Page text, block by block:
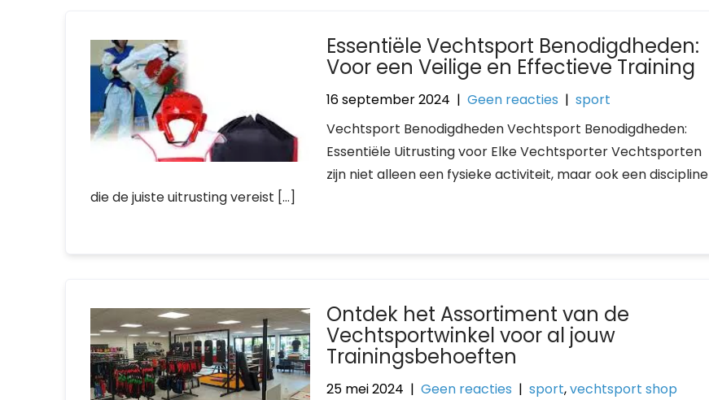
Essentiële Vechtsport Benodigdheden:
Voor een Veilige en Effectieve Training
16 september 2024 |Geen reacties |sport
Vechtsport Benodigdheden Vechtsport Benodigdheden:
Essentiële Uitrusting voor Elke Vechtsporter Vechtsporten
zijn niet alleen een fysieke activiteit, maar ook een discipline
die de juiste uitrusting vereist […]
Ontdek het Assortiment van de
Vechtsportwinkel voor al jouw
Trainingsbehoeften
25 mei 2024 |Geen reacties |sport,vechtsport shop